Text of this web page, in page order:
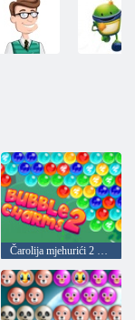
Čarolija mjehurići 2 null